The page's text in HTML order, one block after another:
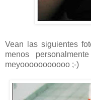
Vean las siguientes
menos
meyooooooooooo ;-)